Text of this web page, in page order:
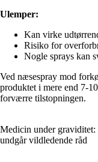
Ulemper:
Kan virke
Risiko for
Nogle sprays kan
Ved næsespray mod
produktet i mere end 7-
forværre tilstopningen.
Medicin under
undgår vildledende råd